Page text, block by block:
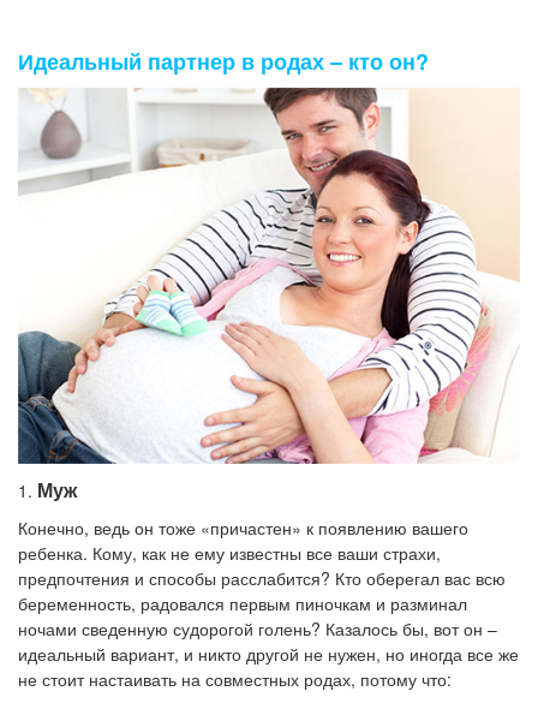
Идеальный партнер в родах – кто он?
1. Муж
Конечно, ведь он тоже «причастен» к появлению вашего
ребенка. Кому, как не ему известны все ваши страхи,
предпочтения и способы расслабится? Кто оберегал вас всю
беременность, радовался первым пиночкам и разминал
ночами сведенную судорогой голень? Казалось бы, вот он –
идеальный вариант, и никто другой не нужен, но иногда все же
не стоит настаивать на совместных родах, потому что: